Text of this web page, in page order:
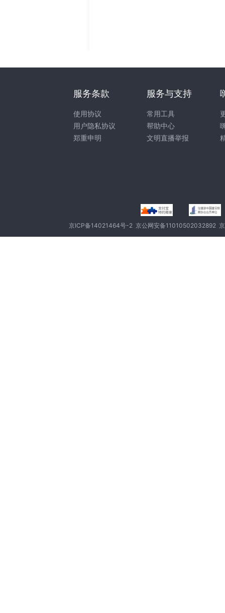
服务与支持
常用工具
帮助中心
文明直播举报
服务条款
使用协议
用户隐私协议
郑重申明
京ICP备14021464号-2 京公网安备11010502032892